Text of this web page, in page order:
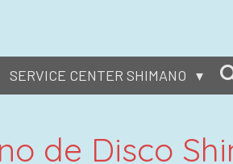
SERVICE CENTER SHIMANO
de Disco